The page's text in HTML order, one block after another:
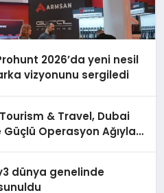
2026’da yeni nesil
vizyonunu sergiledi
& Travel, Dubai
Operasyon Ağıyla
dünya genelinde